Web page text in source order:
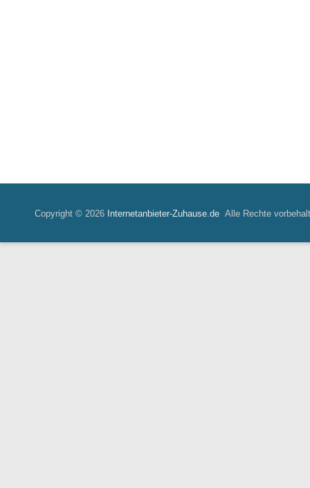
Copyright © 2026 Internetanbieter-Zuhause.de Alle Rechte